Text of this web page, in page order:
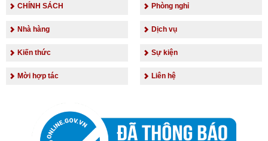
CHÍNH SÁCH Phòng nghỉ
Nhà hàng Dịch vụ
Kiến thức Sự kiện
Mời hợp tác Liên hệ